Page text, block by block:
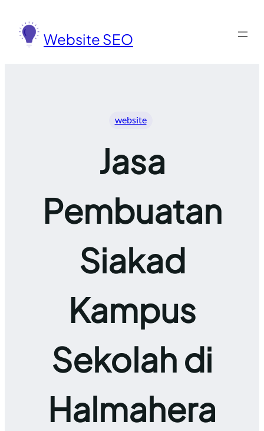
konten
Website SEO
website
Jasa
Pembuatan
Siakad
Kampus
Sekolah di
Halmahera